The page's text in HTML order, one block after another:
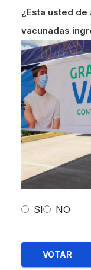
¿Esta usted
vacunadas
SI NO
VOTAR